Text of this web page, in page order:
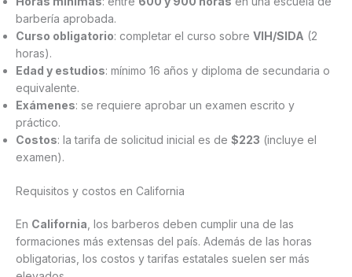
barbería aprobada.
Curso obligatorio: completar el curso sobre VIH/SIDA (2
horas).
Edad y estudios: mínimo 16 años y diploma de secundaria o
equivalente.
Exámenes: se requiere aprobar un examen escrito y
práctico.
Costos: la tarifa de solicitud inicial es de $223 (incluye el
examen).
Requisitos y costos en California
En California , los barberos deben cumplir una de las
formaciones más extensas del país. Además de las horas
obligatorias, los costos y tarifas estatales suelen ser más